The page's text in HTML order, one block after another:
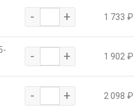
- + 1 733 ₽
- + 1 902 ₽
- + 2 098 ₽